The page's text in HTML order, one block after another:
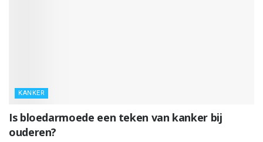
KANKER
Is bloedarmoede een teken van kanker bij
ouderen?